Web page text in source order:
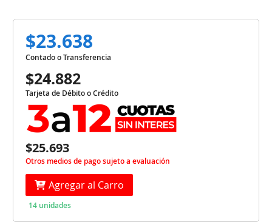
$23.638
Contado o Transferencia
$24.882
Tarjeta de Débito o Crédito
$25.693
Otros medios de pago sujeto a evaluación
Agregar al Carro
14 unidades